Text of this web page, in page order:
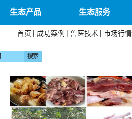
生态产品 生态服务
首页 | 成功案例 | 兽医技术 | 市场行情